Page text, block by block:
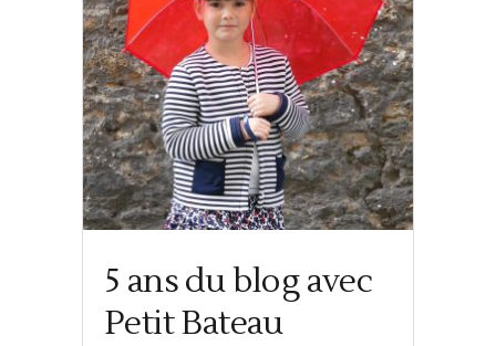
5 ans du blog avec
Petit Bateau